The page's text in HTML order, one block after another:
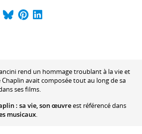
rend un hommage troublant à la vie et
avait composée tout au long de sa
ses films.
: sa vie, son œuvreest référencé dans
musicaux.